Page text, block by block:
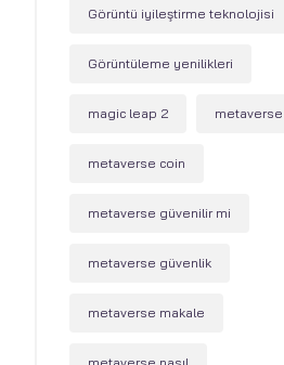
Görüntü iyileştirme teknolojisi
Görüntüleme yenilikleri
magic leap 2 metaverse
metaverse coin
metaverse güvenilir mi
metaverse güvenlik
metaverse makale